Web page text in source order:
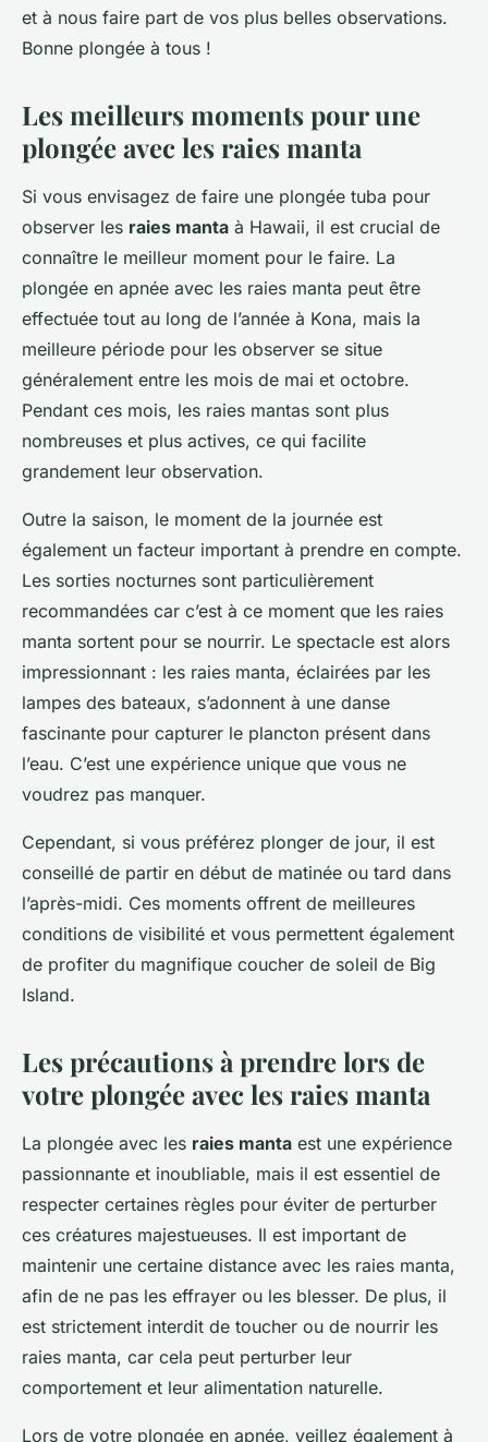
et à nous faire part de vos plus belles observations.
Bonne plongée à tous !
Les meilleurs moments pour une
plongée avec les raies manta
Si vous envisagez de faire une plongée tuba pour
observer les raies manta à Hawaii, il est crucial de
connaître le meilleur moment pour le faire. La
plongée en apnée avec les raies manta peut être
effectuée tout au long de l’année à Kona, mais la
meilleure période pour les observer se situe
généralement entre les mois de mai et octobre.
Pendant ces mois, les raies mantas sont plus
nombreuses et plus actives, ce qui facilite
grandement leur observation.
Outre la saison, le moment de la journée est
également un facteur important à prendre en compte.
Les sorties nocturnes sont particulièrement
recommandées car c’est à ce moment que les raies
manta sortent pour se nourrir. Le spectacle est alors
impressionnant : les raies manta, éclairées par les
lampes des bateaux, s’adonnent à une danse
fascinante pour capturer le plancton présent dans
l’eau. C’est une expérience unique que vous ne
voudrez pas manquer.
Cependant, si vous préférez plonger de jour, il est
conseillé de partir en début de matinée ou tard dans
l’après-midi. Ces moments offrent de meilleures
conditions de visibilité et vous permettent également
de profiter du magnifique coucher de soleil de Big
Island.
Les précautions à prendre lors de
votre plongée avec les raies manta
La plongée avec les raies manta est une expérience
passionnante et inoubliable, mais il est essentiel de
respecter certaines règles pour éviter de perturber
ces créatures majestueuses. Il est important de
maintenir une certaine distance avec les raies manta,
afin de ne pas les effrayer ou les blesser. De plus, il
est strictement interdit de toucher ou de nourrir les
raies manta, car cela peut perturber leur
comportement et leur alimentation naturelle.
Lors de votre plongée en apnée, veillez également à